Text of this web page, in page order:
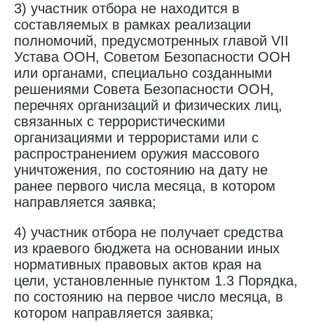
3) участник отбора не находится в
составляемых в рамках реализации
полномочий, предусмотренных главой VII
Устава ООН, Советом Безопасности ООН
или органами, специально созданными
решениями Совета Безопасности ООН,
перечнях организаций и физических лиц,
связанных с террористическими
организациями и террористами или с
распространением оружия массового
уничтожения, по состоянию на дату не
ранее первого числа месяца, в котором
направляется заявка;
4) участник отбора не получает средства
из краевого бюджета на основании иных
нормативных правовых актов края на
цели, установленные пунктом 1.3 Порядка,
по состоянию на первое число месяца, в
котором направляется заявка;